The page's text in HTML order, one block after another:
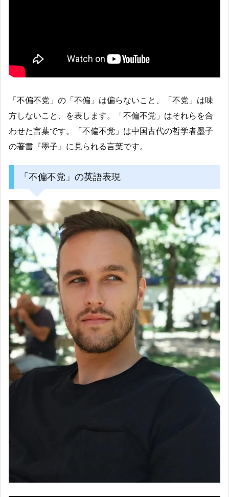
「不偏不党」の「不偏」は偏らないこと、「不党」は味
方しないこと、を表します。「不偏不党」はそれらを合
わせた言葉です。「不偏不党」は中国古代の哲学者墨子
の著書『墨子』に見られる言葉です。
「不偏不党」の英語表現